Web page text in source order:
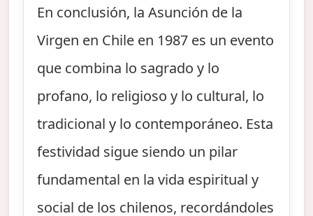
En conclusión, la Asunción de la
Virgen en Chile en 1987 es un evento
que combina lo sagrado y lo
profano, lo religioso y lo cultural, lo
tradicional y lo contemporáneo. Esta
festividad sigue siendo un pilar
fundamental en la vida espiritual y
social de los chilenos, recordándoles